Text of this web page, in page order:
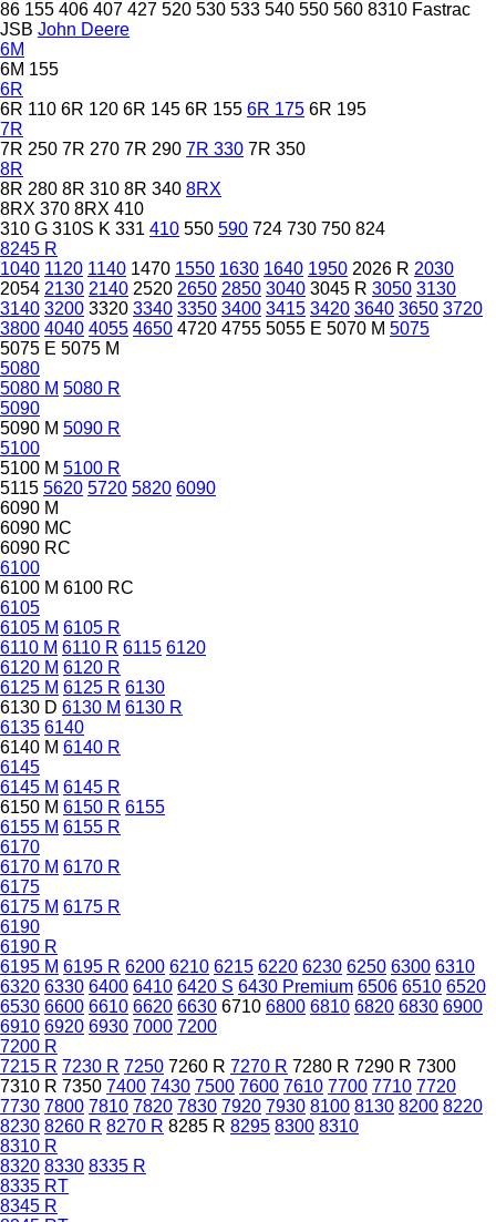
86 155 406 407 427 520 530 533 540 550 560 8310 Fastrac
JSB John Deere
6M
6M 155
6R
6R 110 6R 120 6R 145 6R 155 6R 175 6R 195
7R
7R 250 7R 270 7R 290 7R 330 7R 350
8R
8R 280 8R 310 8R 340 8RX
8RX 370 8RX 410
310 G 310S K 331 410 550 590 724 730 750 824
8245 R
1040 1120 1140 1470 1550 1630 1640 1950 2026 R 2030
2054 2130 2140 2520 2650 2850 3040 3045 R 3050 3130
3140 3200 3320 3340 3350 3400 3415 3420 3640 3650 3720
3800 4040 4055 4650 4720 4755 5055 E 5070 M 5075
5075 E 5075 M
5080
5080 M 5080 R
5090
5090 M 5090 R
5100
5100 M 5100 R
5115 5620 5720 5820 6090
6090 M
6090 MC
6090 RC
6100
6100 M 6100 RC
6105
6105 M 6105 R
6110 M 6110 R 6115 6120
6120 M 6120 R
6125 M 6125 R 6130
6130 D 6130 M 6130 R
6135 6140
6140 M 6140 R
6145
6145 M 6145 R
6150 M 6150 R 6155
6155 M 6155 R
6170
6170 M 6170 R
6175
6175 M 6175 R
6190
6190 R
6195 M 6195 R 6200 6210 6215 6220 6230 6250 6300 6310
6320 6330 6400 6410 6420 S 6430 Premium 6506 6510 6520
6530 6600 6610 6620 6630 6710 6800 6810 6820 6830 6900
6910 6920 6930 7000 7200
7200 R
7215 R 7230 R 7250 7260 R 7270 R 7280 R 7290 R 7300
7310 R 7350 7400 7430 7500 7600 7610 7700 7710 7720
7730 7800 7810 7820 7830 7920 7930 8100 8130 8200 8220
8230 8260 R 8270 R 8285 R 8295 8300 8310
8310 R
8320 8330 8335 R
8335 RT
8345 R